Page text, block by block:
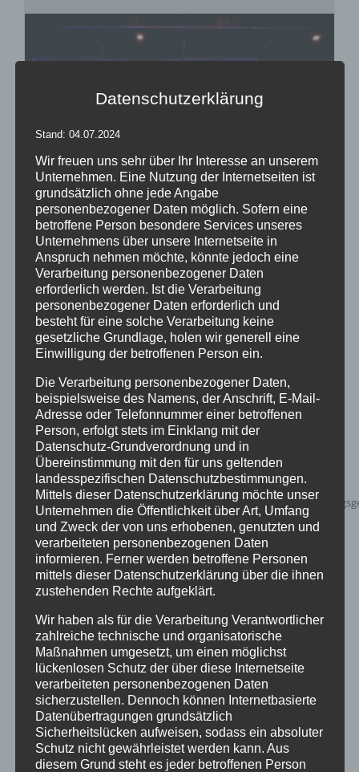
Inflatables easy GATE
Details
zur Wunschliste
Inflatables AIRGATE
Details
zur Wunschliste
Datenschutzerklärung
Stand: 04.07.2024
Wir freuen uns sehr über Ihr Interesse an unserem
Unternehmen. Eine Nutzung der Internetseiten ist
grundsätzlich ohne jede Angabe
personenbezogener Daten möglich. Sofern eine
betroffene Person besondere Services unseres
Unternehmens über unsere Internetseite in
Anspruch nehmen möchte, könnte jedoch eine
Verarbeitung personenbezogener Daten
erforderlich werden. Ist die Verarbeitung
personenbezogener Daten erforderlich und
besteht für eine solche Verarbeitung keine
gesetzliche Grundlage, holen wir generell eine
Einwilligung der betroffenen Person ein.
Die Verarbeitung personenbezogener Daten,
beispielsweise des Namens, der Anschrift, E-Mail-
Adresse oder Telefonnummer einer betroffenen
Person, erfolgt stets im Einklang mit der
Datenschutz-Grundverordnung und in
Übereinstimmung mit den für uns geltenden
landesspezifischen Datenschutzbestimmungen.
Mittels dieser Datenschutzerklärung möchte unser
Unternehmen die Öffentlichkeit über Art, Umfang
und Zweck der von uns erhobenen, genutzten und
verarbeiteten personenbezogenen Daten
informieren. Ferner werden betroffene Personen
mittels dieser Datenschutzerklärung über die ihnen
zustehenden Rechte aufgeklärt.
Wir haben als für die Verarbeitung Verantwortlicher
zahlreiche technische und organisatorische
Maßnahmen umgesetzt, um einen möglichst
lückenlosen Schutz der über diese Internetseite
verarbeiteten personenbezogenen Daten
sicherzustellen. Dennoch können Internetbasierte
Datenübertragungen grundsätzlich
Sicherheitslücken aufweisen, sodass ein absoluter
Schutz nicht gewährleistet werden kann. Aus
diesem Grund steht es jeder betroffenen Person